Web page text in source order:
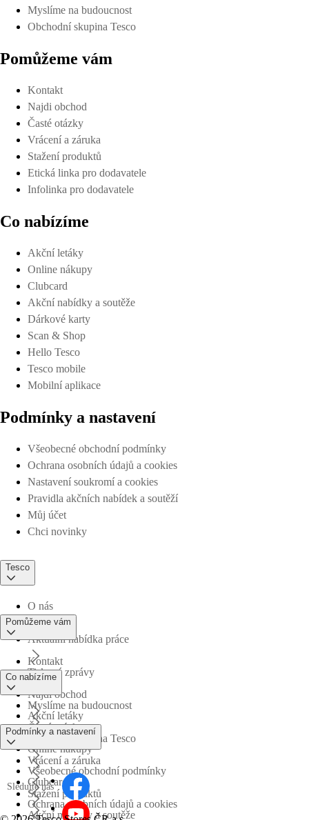
Myslíme na budoucnost
Obchodní skupina Tesco
Pomůžeme vám
Kontakt
Najdi obchod
Časté otázky
Vrácení a záruka
Stažení produktů
Etická linka pro dodavatele
Infolinka pro dodavatele
Co nabízíme
Akční letáky
Online nákupy
Clubcard
Akční nabídky a soutěže
Dárkové karty
Scan & Shop
Hello Tesco
Tesco mobile
Mobilní aplikace
Podmínky a nastavení
Všeobecné obchodní podmínky
Ochrana osobních údajů a cookies
Nastavení soukromí a cookies
Pravidla akčních nabídek a soutěží
Můj účet
Chci novinky
Tesco
O nás
Aktuální nabídka práce
Tiskové zprávy
Myslíme na budoucnost
Obchodní skupina Tesco
Pomůžeme vám
Kontakt
Najdi obchod
Časté otázky
Vrácení a záruka
Stažení produktů
Co nabízíme
Akční letáky
Online nákupy
Clubcard
Akční nabídky a soutěže
Podmínky a nastavení
Všeobecné obchodní podmínky
Ochrana osobních údajů a cookies
Sledujte nás